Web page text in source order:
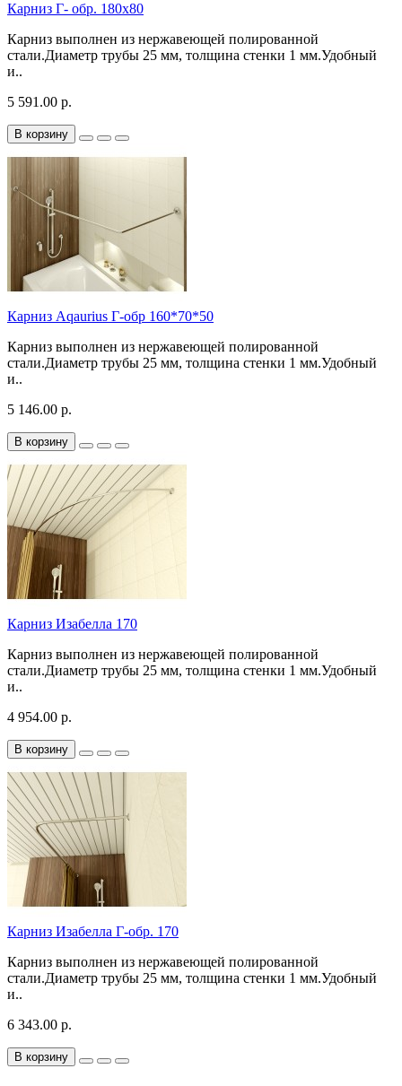
Карниз Г- обр. 180х80
Карниз выполнен из нержавеющей полированной
стали.Диаметр трубы 25 мм, толщина стенки 1 мм.Удобный
и..
5 591.00 р.
В корзину
Карниз Aqaurius Г-обр 160*70*50
Карниз выполнен из нержавеющей полированной
стали.Диаметр трубы 25 мм, толщина стенки 1 мм.Удобный
и..
5 146.00 р.
В корзину
Карниз Изабелла 170
Карниз выполнен из нержавеющей полированной
стали.Диаметр трубы 25 мм, толщина стенки 1 мм.Удобный
и..
4 954.00 р.
В корзину
Карниз Изабелла Г-обр. 170
Карниз выполнен из нержавеющей полированной
стали.Диаметр трубы 25 мм, толщина стенки 1 мм.Удобный
и..
6 343.00 р.
В корзину